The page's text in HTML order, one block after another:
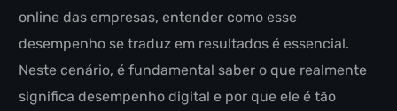
online das empresas, entender como esse
desempenho se traduz em resultados é essencial.
Neste cenário, é fundamental saber o que realmente
significa desempenho digital e por que ele é tão